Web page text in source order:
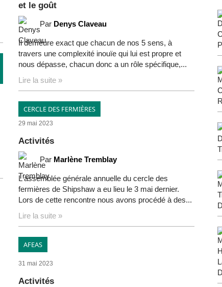
et le goût
Par Denys Claveau
Il demeure exact que chacun de nos 5 sens, à
travers une complexité inouïe qui lui est propre et
nous dépasse, chacun donc a un rôle spécifique,...
Lire la suite »
CERCLE DES FERMIÈRES
29 mai 2023
Activités
Par Marlène Tremblay
L'assemblée générale annuelle du cercle des
fermières de Shipshaw a eu lieu le 3 mai dernier.
Lors de cette rencontre nous avons procédé à des...
Lire la suite »
AFEAS
31 mai 2023
Activités